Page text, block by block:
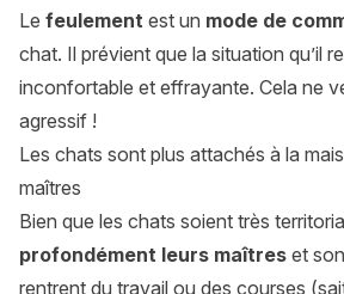
Le feulement est un mode de
chat. Il prévient que la situation qu’il
inconfortable et effrayante. Cela ne
agressif !
Les chats sont plus attachés à la
maîtres
Bien que les chats soient très
profondément leurs maîtres et
rentrent du travail ou des courses